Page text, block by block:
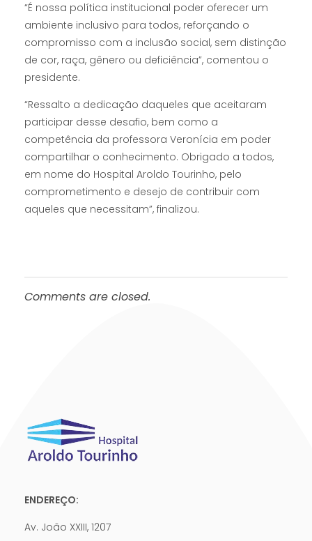
“É nossa política institucional poder oferecer um
ambiente inclusivo para todos, reforçando o
compromisso com a inclusão social, sem distinção
de cor, raça, gênero ou deficiência”, comentou o
presidente.
“Ressalto a dedicação daqueles que aceitaram
participar desse desafio, bem como a
competência da professora Veronícia em poder
compartilhar o conhecimento. Obrigado a todos,
em nome do Hospital Aroldo Tourinho, pelo
comprometimento e desejo de contribuir com
aqueles que necessitam”, finalizou.
Comments are closed.
ENDEREÇO:
Av. João XXIII, 1207